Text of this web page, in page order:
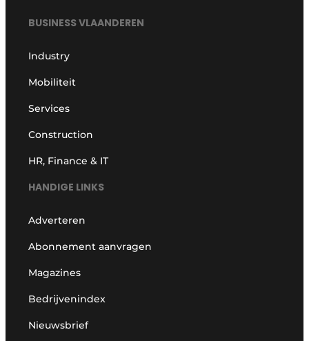
BUSINESS VLAANDEREN
Industry
Mobiliteit
Services
Construction
HR, Finance & IT
HANDIGE LINKS
Adverteren
Abonnement aanvragen
Magazines
Bedrijvenindex
Nieuwsbrief